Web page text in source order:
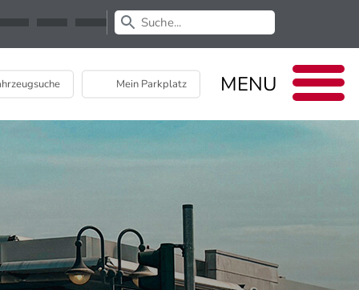
Mein Parkplatz MENU
Newsletter
EU Data Act